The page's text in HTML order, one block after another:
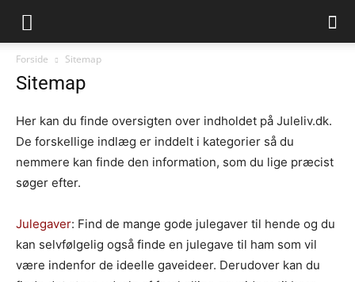
Juleliv.dk
Forside Sitemap
Sitemap
Her kan du finde oversigten over indholdet på Juleliv.dk.
De forskellige indlæg er inddelt i kategorier så du
nemmere kan finde den information, som du lige præcist
søger efter.
Julegaver: Find de mange gode julegaver til hende og du
kan selvfølgelig også finde en julegave til ham som vil
være indenfor de ideelle gaveideer. Derudover kan du